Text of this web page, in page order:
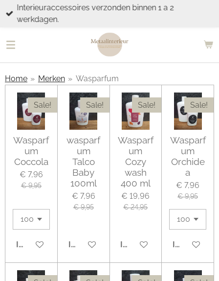
Ga
direct
de
Interieuraccessoires verzonden binnen 1 a 2
werkdagen.
Home » Merken » Wasparfum
Sale!
Wasparf
um
Coccola
€ 7,96
€ 9,95
IN WINKELWAGEN
Sale!
wasparf
um
Talco
Baby
100ml
€ 7,96
€ 9,95
IN WINKELWAGEN
Sale!
Wasparf
um
Cozy
wash
400 ml
€ 19,96
€ 24,95
IN WINKELWAGEN
Sale!
Wasparf
um
Orchide
a
€ 7,96
€ 9,95
IN